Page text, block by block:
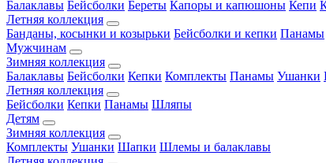
Балаклавы Бейсболки Береты Капоры и капюшоны Кепи
Летняя коллекция
Банданы, косынки и козырьки Бейсболки и кепки Панамы
Мужчинам
Зимняя коллекция
Балаклавы Бейсболки Кепки Комплекты Панамы Ушанки
Летняя коллекция
Бейсболки Кепки Панамы Шляпы
Детям
Зимняя коллекция
Комплекты Ушанки Шапки Шлемы и балаклавы